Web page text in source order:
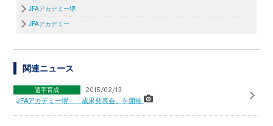
JFAアカデミー堺
JFAアカデミー
関連ニュース
選手育成 2015/02/13
JFAアカデミー堺 「成果発表会」を開催